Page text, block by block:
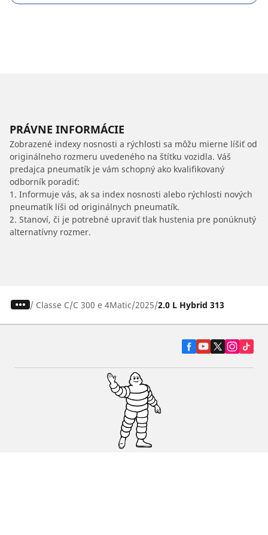
PRÁVNE INFORMÁCIE
Zobrazené indexy nosnosti a rýchlosti sa môžu mierne líšiť od
originálneho rozmeru uvedeného na štítku vozidla. Váš
predajca pneumatík je vám schopný ako kvalifikovaný
odborník poradiť:
1. Informuje vás, ak sa index nosnosti alebo rýchlosti nových
pneumatík líši od originálnych pneumatík.
2. Stanoví, či je potrebné upraviť tlak hustenia pre ponúknutý
alternatívny rozmer.
/ Classe C C 300 e 4Matic 2025 2.0 L Hybrid 313